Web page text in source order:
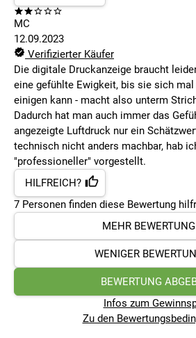
MC
12.09.2023
Verifizierter Käufer
Die digitale Druckanzeige braucht
eine gefühlte Ewigkeit, bis sie sich
einigen kann - macht also unterm
Dadurch hat man auch immer das
angezeigte Luftdruck nur ein
technisch nicht anders machbar, hab
"professioneller" vorgestellt.
HILFREICH?
7 Personen finden diese Bewertung
MEHR
WENIGER
BEWERTUNG
Infos zum
Zu den